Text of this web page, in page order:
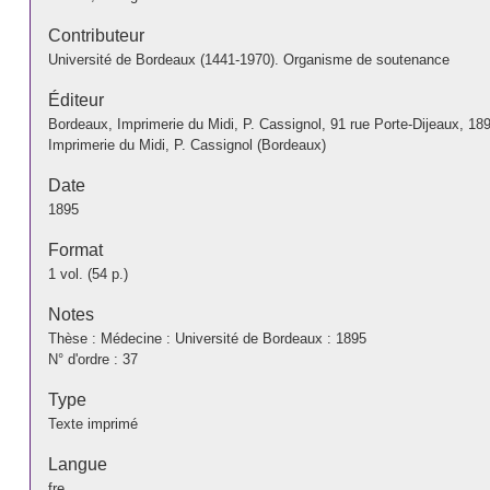
Contributeur
Université de Bordeaux (1441-1970). Organisme de soutenance
Éditeur
Bordeaux, Imprimerie du Midi, P. Cassignol, 91 rue Porte-Dijeaux,
Imprimerie du Midi, P. Cassignol (Bordeaux)
Date
1895
Format
1 vol. (54 p.)
Notes
Thèse : Médecine : Université de Bordeaux : 1895
N° d'ordre : 37
Type
Texte imprimé
Langue